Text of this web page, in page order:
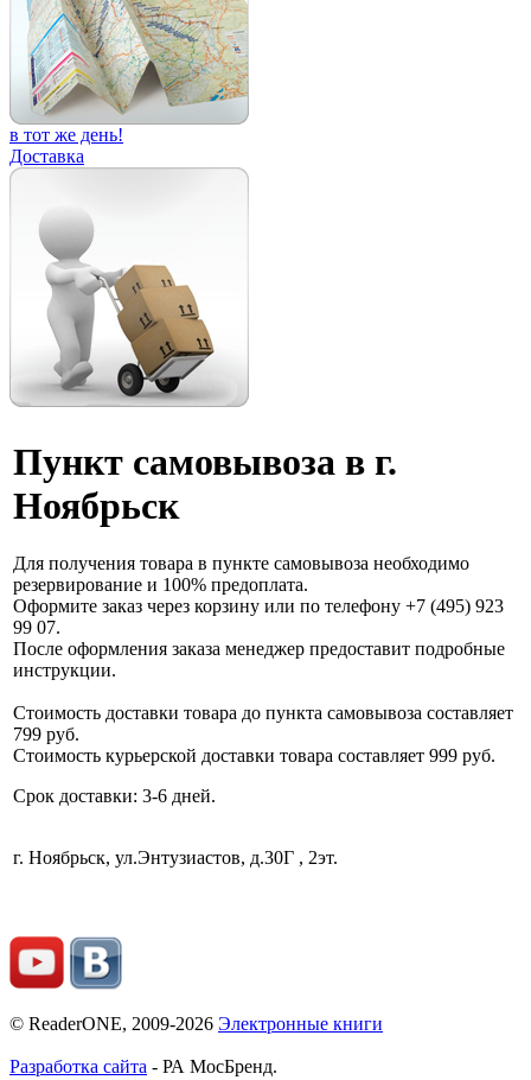
в тот же день!
Доставка
Пункт самовывоза в г.
Ноябрьск
Для получения товара в пункте самовывоза необходимо
резервирование и 100% предоплата.
Оформите заказ через корзину или по телефону +7 (495) 923
99 07.
После оформления заказа менеджер предоставит подробные
инструкции.
Стоимость доставки товара до пункта самовывоза составляет
799 руб.
Стоимость курьерской доставки товара составляет 999 руб.
Срок доставки: 3-6 дней.
г. Ноябрьск, ул.Энтузиастов, д.30Г , 2эт.
© ReaderONE, 2009-2026 Электронные книги
Разработка сайта - РА МосБренд.